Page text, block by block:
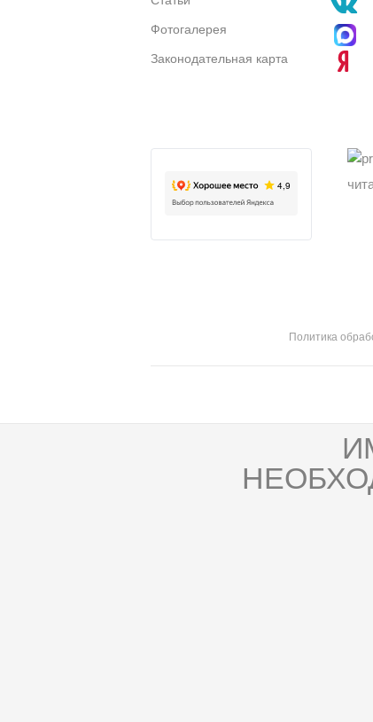
Фотогалерея
Законодательная карта
Политика